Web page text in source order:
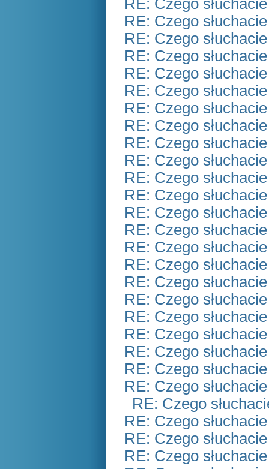
RE: Czego
RE: Czego
RE: Czego
RE: Czego
RE: Czego
RE: Czego
RE: Czego
RE: Czego
RE: Czego
RE: Czego
RE: Czego
RE: Czego
RE: Czego
RE: Czego
RE: Czego
RE: Czego
RE: Czego
RE: Czego
RE: Czego
RE: Czego
RE: Czego
RE: Czego
RE: Czego
RE: Czego
RE: Czego
RE: Czego
RE: Czego